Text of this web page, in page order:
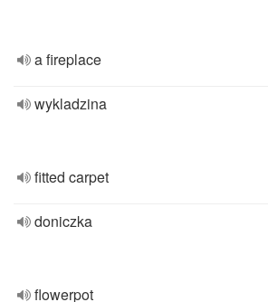
a fireplace
wykladzina
fitted carpet
doniczka
flowerpot